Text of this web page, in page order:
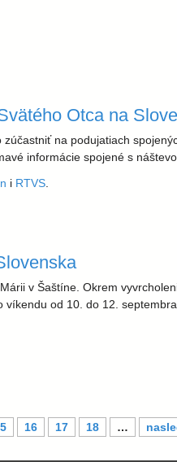
Otca na
na podujatiach
informácie spojené s
i RTVS
Slovensku
v Šaštíne. Okrem
od 10. do 12. septembra.
16 17 18 …